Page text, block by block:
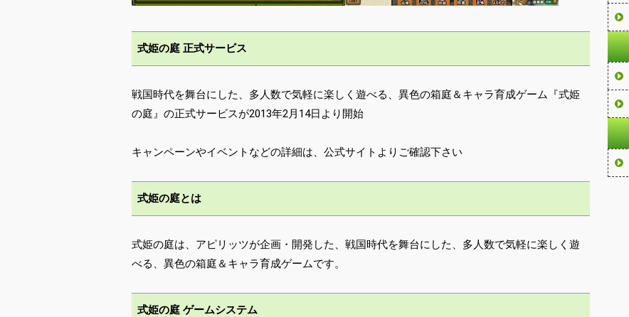
式姫の庭 正式サービス
戦国時代を舞台にした、多人数で気軽に楽しく遊べる、異色の箱庭＆キャラ育成ゲーム『式姫
の庭』の正式サービスが2013年2月14日より開始
キャンペーンやイベントなどの詳細は、公式サイトよりご確認下さい
式姫の庭とは
式姫の庭は、アピリッツが企画・開発した、戦国時代を舞台にした、多人数で気軽に楽しく遊
べる、異色の箱庭＆キャラ育成ゲームです。
式姫の庭 ゲームシステム